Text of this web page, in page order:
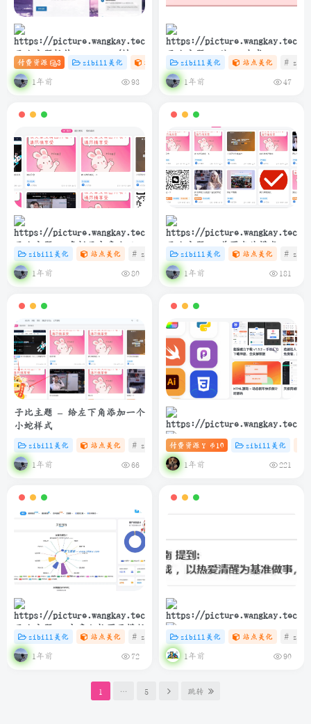
子比主题插件 – TikTok/抖音
登录插件
付费资源 3 zibill美化 站点美化 # 插件 # 站点美化 # 抖音
1年前 93
子比主题 – 纯PHP生成
sitemap.xml教程
zibill美化 站点美化 #
1年前 47
子比主题 – 多栏目文章小工具
样式美化
zibill美化 站点美化 # zibll # C # 美化
1年前 80
子比主题 – 首页卡片模式一排
6个
zibill美化 站点美化 #
1年前 181
子比主题 – 给左下角添加一个
小蛇样式
zibill美化 站点美化 # zibll # C # HTML
1年前 66
子比主题 – 滚动图标推荐卡片
（第三版）
付费资源 Y 币 10 zibill美化
1年前 221
子比主题 – 文章归档页面模版
zibill美化 站点美化 # zibll # C # java
1年前 72
简洁而美丽：如何在博客中优
雅展示网易云热评
zibill美化 站点美化 #
1年前 90
1 … 5 跳转